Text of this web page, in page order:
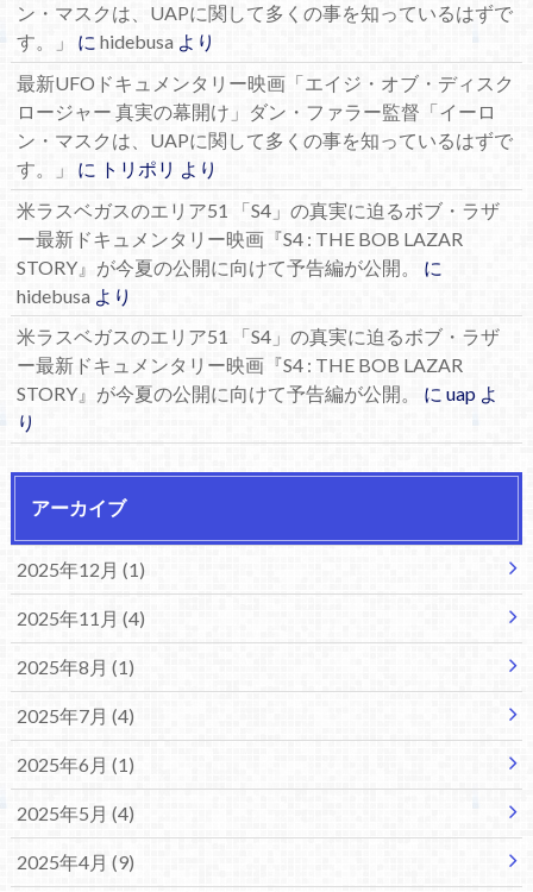
ン・マスクは、UAPに関して多くの事を知っているはずで
す。」
に hidebusaより
最新UFOドキュメンタリー映画「エイジ・オブ・ディスク
ロージャー 真実の幕開け」ダン・ファラー監督「イーロ
ン・マスクは、UAPに関して多くの事を知っているはずで
す。」
に トリポリ より
米ラスベガスのエリア51 「S4」の真実に迫るボブ・ラザ
ー最新ドキュメンタリー映画『S4 : THE BOB LAZAR
STORY』が今夏の公開に向けて予告編が公開。
に
hidebusaより
米ラスベガスのエリア51 「S4」の真実に迫るボブ・ラザ
ー最新ドキュメンタリー映画『S4 : THE BOB LAZAR
STORY』が今夏の公開に向けて予告編が公開。
に uapよ
り
アーカイブ
2025年12月 (1)
2025年11月 (4)
2025年8月 (1)
2025年7月 (4)
2025年6月 (1)
2025年5月 (4)
2025年4月 (9)